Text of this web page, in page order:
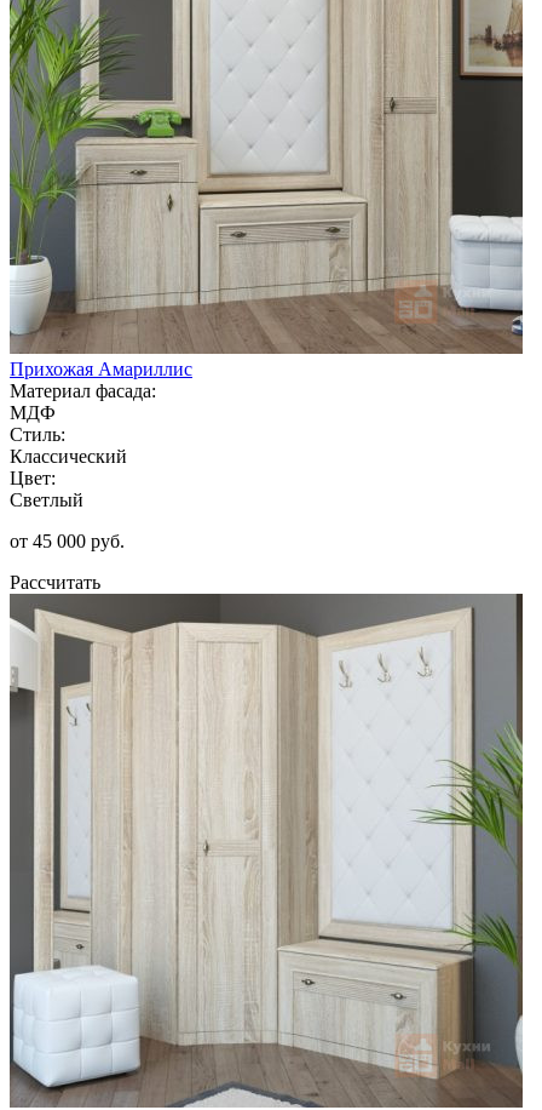
Прихожая Амариллис
Материал фасада:
МДФ
Стиль:
Классический
Цвет:
Светлый
от 45 000 руб.
Рассчитать